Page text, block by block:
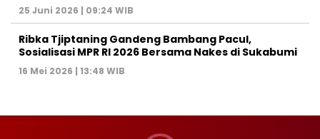
25 Juni 2026 | 09:24 WIB
Ribka Tjiptaning Gandeng Bambang Pacul,
Sosialisasi MPR RI 2026 Bersama Nakes di Sukabumi
16 Mei 2026 | 13:48 WIB